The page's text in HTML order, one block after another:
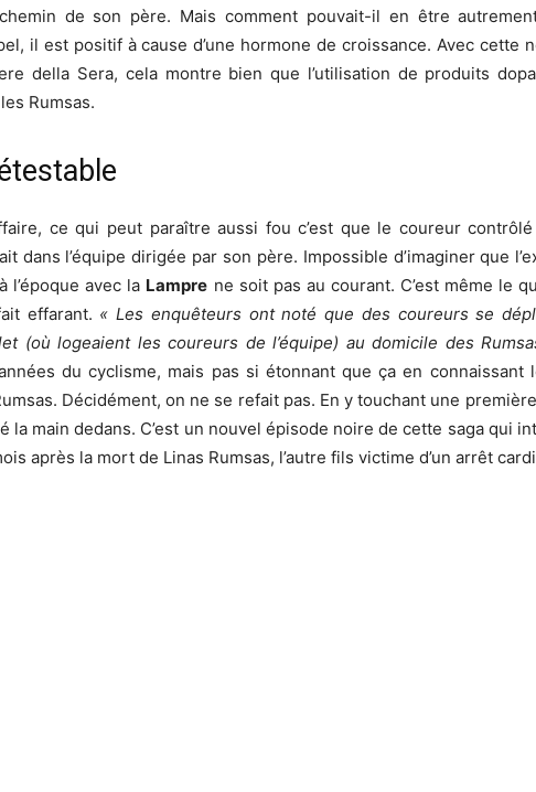
de son père. Mais comment pouvait-il en être
il est positif à cause d’une hormone de croissance. Avec cette
della Sera, cela montre bien que l’utilisation de produits
Rumsas.
ce qui peut paraître aussi fou c’est que le coureur
dans l’équipe dirigée par son père. Impossible d’imaginer que
à l’époque avec la Lampre ne soit pas au courant. C’est même le
effarant. « Les enquêteurs ont noté que des coureurs se
(où logeaient les coureurs de l’équipe) au domicile des
du cyclisme, mais pas si étonnant que ça en connaissant
Décidément, on ne se refait pas. En y touchant une
la main dedans. C’est un nouvel épisode noire de cette saga qui
après la mort de Linas Rumsas, l’autre fils victime d’un arrêt